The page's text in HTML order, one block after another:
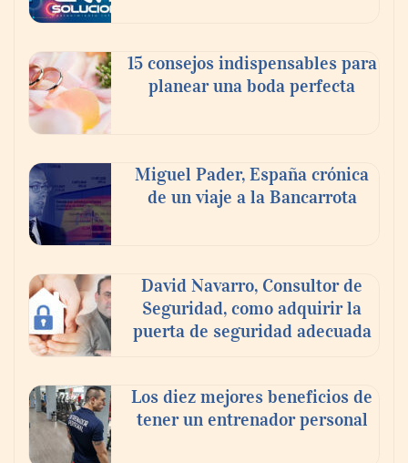
transición a la jornada de 40 horas? Guía
15 consejos indispensables para
planear una boda perfecta
Miguel Pader, España crónica
de un viaje a la Bancarrota
David Navarro, Consultor de
Seguridad, como adquirir la
puerta de seguridad adecuada
Los diez mejores beneficios de
tener un entrenador personal